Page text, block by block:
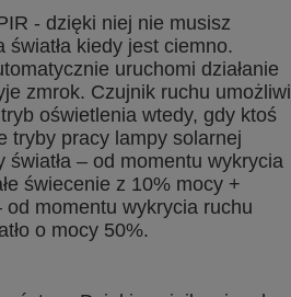
- dzięki niej nie musisz
światła kiedy jest ciemno.
uruchomi działanie
zmrok. Czujnik ruchu umożliwi
oświetlenia wtedy, gdy ktoś
tryby pracy lampy solarnej
światła – od momentu wykrycia
świecenie z 10% mocy +
od momentu wykrycia ruchu
o mocy 50%.